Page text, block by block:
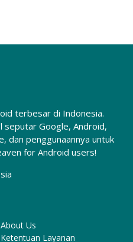
terbesar di Indonesia.
seputar Google, Android,
dan penggunaannya untuk
for Android users!
About Us
Ketentuan Layanan